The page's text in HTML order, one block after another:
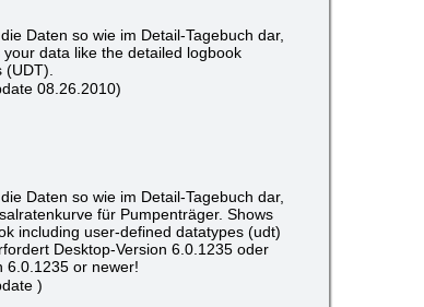
Daten so wie im Detail-Tagebuch dar,
data like the detailed logbook
08.26.2010)
Daten so wie im Detail-Tagebuch dar,
für Pumpenträger. Shows
including user-defined datatypes (udt)
Desktop-Version 6.0.1235 oder
6.0.1235 or newer!
)